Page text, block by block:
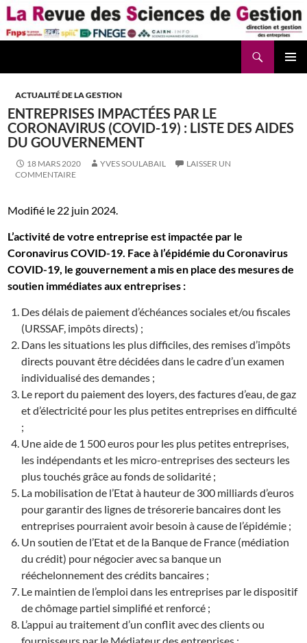
Aller
au
contenu
ACTUALITÉ DE LA GESTION
ENTREPRISES IMPACTÉES PAR LE
CORONAVIRUS (COVID-19) : LISTE DES AIDES
DU GOUVERNEMENT
18 MARS 2020 YVES SOULABAIL
LAISSER UN
COMMENTAIRE
Modifié le 22 juin 2024.
L’activité de votre entreprise est impactée par le
Coronavirus COVID-19. Face à l’épidémie du Coronavirus
COVID-19, le gouvernement a mis en place des mesures de
soutien immédiates aux entreprises :
Des délais de paiement d’échéances sociales et/ou fiscales
(URSSAF, impôts directs) ;
Dans les situations les plus difficiles, des remises d’impôts
directs pouvant être décidées dans le cadre d’un examen
individualisé des demandes ;
Le report du paiement des loyers, des factures d’eau, de gaz
et d’électricité pour les plus petites entreprises en difficulté
;
Une aide de 1 500 euros pour les plus petites entreprises,
les indépendants et les micro-entreprises des secteurs les
plus touchés grâce au fonds de solidarité ;
La mobilisation de l’Etat à hauteur de 300 milliards d’euros
pour garantir des lignes de trésorerie bancaires dont les
entreprises pourraient avoir besoin à cause de l’épidémie ;
Un soutien de l’Etat et de la Banque de France (médiation
du crédit) pour négocier avec sa banque un
rééchelonnement des crédits bancaires ;
Le maintien de l’emploi dans les entreprises par le dispositif
de chômage partiel simplifié et renforcé ;
L’appui au traitement d’un conflit avec des clients ou